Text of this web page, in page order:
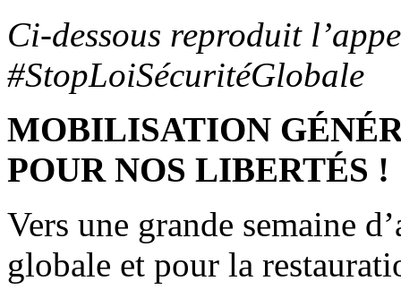
Ci-dessous reproduit
#StopLoiSécuritéGlobale
MOBILISATION
POUR NOS LIBERTÉS !
Vers une grande semaine
globale et pour la